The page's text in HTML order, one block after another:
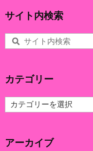
サイト内検索
カテゴリー
カ
テ
ー
アーカイブ